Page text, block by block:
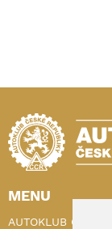
MENU
AUTOKLUB ČR